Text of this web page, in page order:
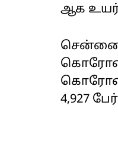
ஆக
4,927